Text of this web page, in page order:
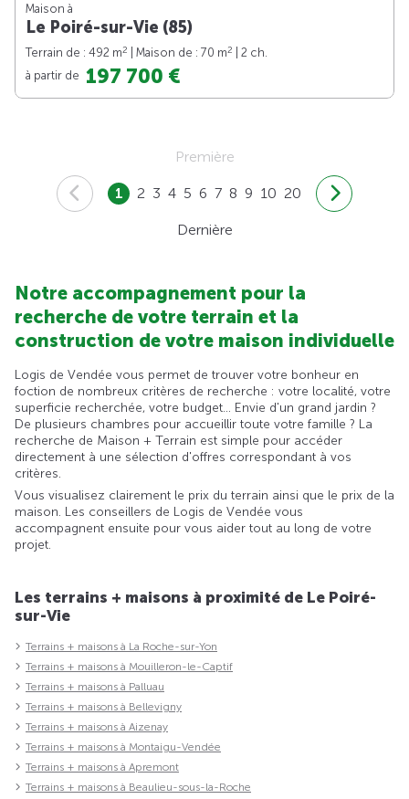
Maison à
Le Poiré-sur-Vie (85)
Terrain de : 492 m2 | Maison de : 70 m2
| 2 ch.
à partir de 197 700 €
Première
1 2 3 4 5 6 7 8 9 10 20
Dernière
Notre accompagnement pour la
recherche de votre terrain et la
construction de votre maison individuelle
Logis de Vendée vous permet de trouver votre bonheur en
foction de nombreux critères de recherche : votre localité, votre
superficie recherchée, votre budget... Envie d'un grand jardin ?
De plusieurs chambres pour accueillir toute votre famille ? La
recherche de Maison + Terrain est simple pour accéder
directement à une sélection d'offres correspondant à vos
critères.
Vous visualisez clairement le prix du terrain ainsi que le prix de la
maison. Les conseillers de Logis de Vendée vous
accompagnent ensuite pour vous aider tout au long de votre
projet.
Les terrains + maisons à proximité de Le Poiré-
sur-Vie
Terrains + maisons à La Roche-sur-Yon
Terrains + maisons à Mouilleron-le-Captif
Terrains + maisons à Palluau
Terrains + maisons à Bellevigny
Terrains + maisons à Aizenay
Terrains + maisons à Montaigu-Vendée
Terrains + maisons à Apremont
Terrains + maisons à Beaulieu-sous-la-Roche